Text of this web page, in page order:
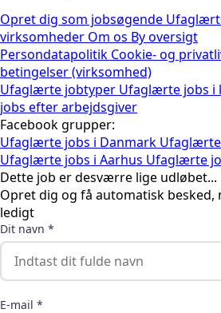
Opret dig som jobsøgende
virksomheder Om os By oversigt
Persondatapolitik Cookie- og
betingelser (virksomhed)
Ufaglærte jobtyper Ufaglærte jobs i
jobs efter arbejdsgiver
Facebook grupper:
Ufaglærte jobs i Danmark Ufaglærte
Ufaglærte jobs i Aarhus Ufaglærte
Dette job er desværre lige udløbet...
Opret dig og få automatisk besked,
ledigt
Dit navn *
E-mail *